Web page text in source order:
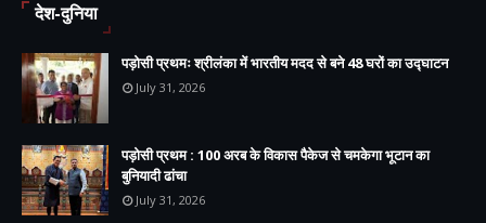
देश-दुनिया
पड़ोसी प्रथमः श्रीलंका में भारतीय मदद से बने 48 घरों का उद्घाटन
July 31, 2026
पड़ोसी प्रथम : 100 अरब के विकास पैकेज से चमकेगा भूटान का
बुनियादी ढांचा
July 31, 2026